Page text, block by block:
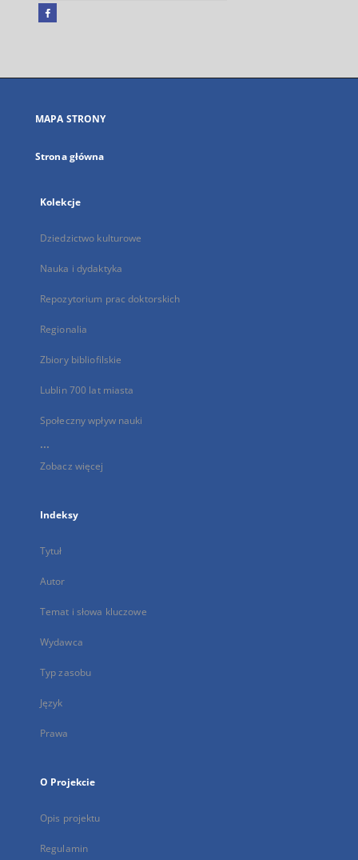
Facebook
się
karcie
MAPA STRONY
Strona główna
Kolekcje
Dziedzictwo kulturowe
Nauka i dydaktyka
Repozytorium prac doktorskich
Regionalia
Zbiory bibliofilskie
Lublin 700 lat miasta
Społeczny wpływ nauki
...
Zobacz więcej
Indeksy
Tytuł
Autor
Temat i słowa kluczowe
Wydawca
Typ zasobu
Język
Prawa
O Projekcie
Opis projektu
Regulamin